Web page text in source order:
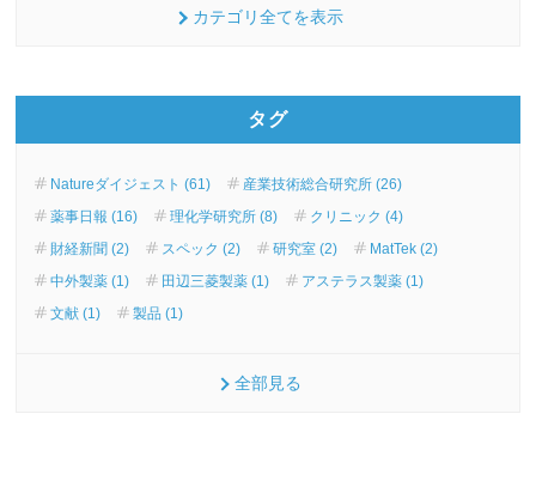
カテゴリ全てを表示
タグ
Natureダイジェスト (61)
産業技術総合研究所 (26)
薬事日報 (16)
理化学研究所 (8)
クリニック (4)
財経新聞 (2)
スペック (2) 研究室 (2)
MatTek (2)
中外製薬 (1)
田辺三菱製薬 (1)
アステラス製薬 (1)
文献 (1)
製品 (1)
全部見る